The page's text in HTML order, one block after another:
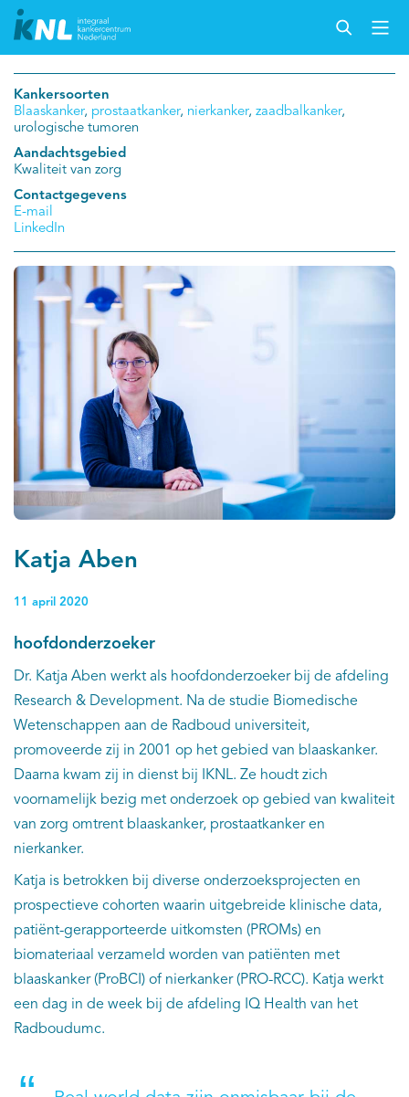
Katja Aben
11 april 2020
hoofdonderzoeker
Dr. Katja Aben werkt als hoofdonderzoeker bij de afdeling
Research & Development. Na de studie Biomedische
Wetenschappen aan de Radboud universiteit,
promoveerde zij in 2001 op het gebied van blaaskanker.
Daarna kwam zij in dienst bij IKNL. Ze houdt zich
voornamelijk bezig met onderzoek op gebied van kwaliteit
van zorg omtrent blaaskanker, prostaatkanker en
nierkanker.
Katja is betrokken bij diverse onderzoeksprojecten en
prospectieve cohorten waarin uitgebreide klinische data,
patiënt-gerapporteerde uitkomsten (PROMs) en
biomateriaal verzameld worden van patiënten met
blaaskanker (ProBCI) of nierkanker (PRO-RCC). Katja werkt
een dag in de week bij de afdeling IQ Health van het
Radboudumc.
Kankersoorten
Blaaskanker, prostaatkanker, nierkanker, zaadbalkanker,
urologische tumoren
Aandachtsgebied
Kwaliteit van zorg
Contactgegevens
E-mail
LinkedIn